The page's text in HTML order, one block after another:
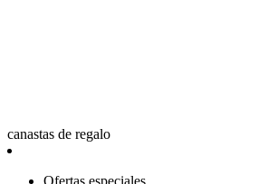
canastas de regalo
Ofertas especiales